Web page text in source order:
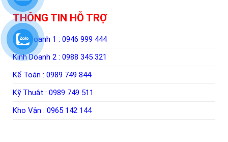
THÔNG TIN HỖ TRỢ
Kinh Doanh 1 : 0946 999 444
Kinh Doanh 2 : 0988 345 321
Kế Toán : 0989 749 844
Kỹ Thuật : 0989 749 511
Kho Vận : 0965 142 144